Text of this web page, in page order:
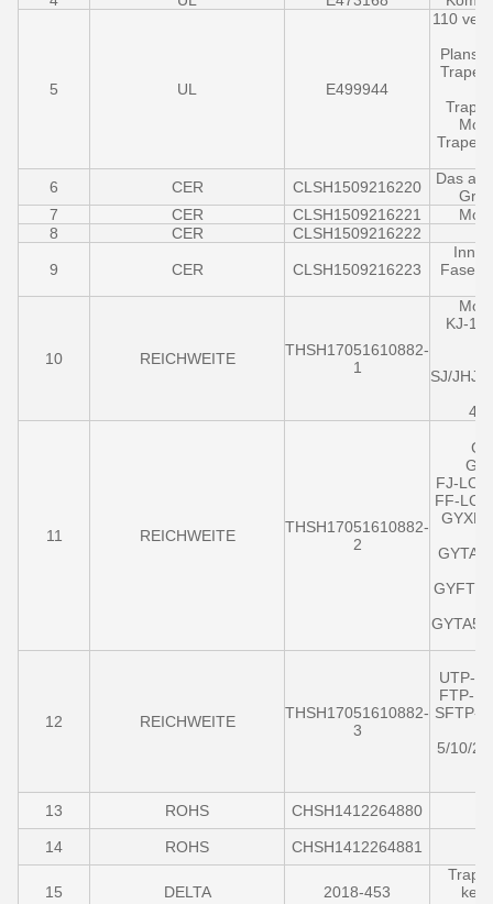
5 UL E499944
110
6 CER CLSH1509216220
Das
7
CER CLSH1509216221
8
CER CLSH1509216222
9 CER CLSH1509216223
10 REICHWEITE
THSH17051610882-
1
KJ-
SJ/JHJ/
4/
11 REICHWEITE
THSH17051610882-
2
FJ-LC/
FF-LC/
GYXH/
GYTA/
12 REICHWEITE
THSH17051610882-
3
UTP-
FTP-
SFTP-
5/10/
13 ROHS CHSH1412264880
14 ROHS CHSH1412264881
15 DELTA 2018-453